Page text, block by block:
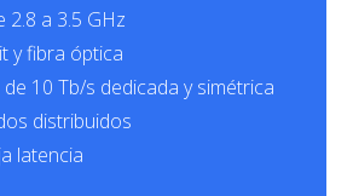
2.8 a 3.5 GHz
y fibra óptica
10 Tb/s dedicada y simétrica
distribuidos
latencia